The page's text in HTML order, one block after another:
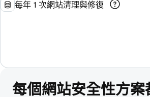
每年 1 次網站清理與修復
每個網站安全性方案